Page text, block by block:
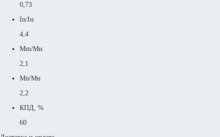
0,73
In/Iн
4,4
Mm/Mн
2,1
Mn/Mн
2,2
КПД, %
60